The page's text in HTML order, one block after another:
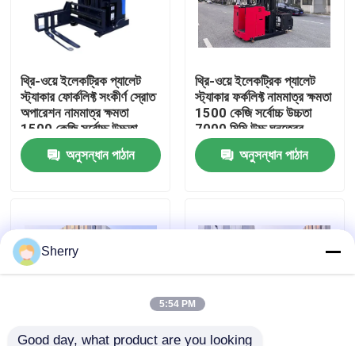
আমাদের সম্পর্কে
কারখানা ভ্রমণ
মান নিয়ন্ত্রণ
খবর
বৈদ্যুতিক প্যালেট ফর্কলিফ্ট
থ্রি-ওয়ে ইলেকট্রিক প্যালেট
স্ট্যাকার ফোর্কলিফ্ট সংকীর্ণ স্রোত
অপারেশন নামমাত্র ক্ষমতা
1500 কেজি সর্বোচ্চ উচ্চতা
7000 মিমি উচ্চ ঘনত্বের
স্টোরেজ পরিবেশঅনুসন্ধান পাঠান
থ্রি-ওয়ে ইলেকট্রিক প্যালেট
স্ট্যাকার ফর্কলিফ্ট নামমাত্র ক্ষমতা
1500 কেজি সর্বোচ্চ উচ্চতা
7000 মিমি উচ্চ ঘনত্বের
স্টোরেজ পরিবেশ
অনুসন্ধান পাঠান
Sherry
5:54 PM
Good day, what product are you looking